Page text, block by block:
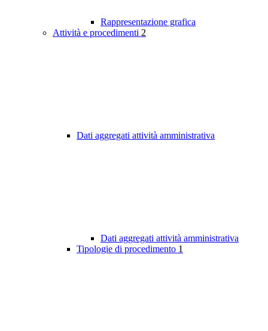
Rappresentazione grafica
Attività e procedimenti 2
Dati aggregati attività amministrativa
Dati aggregati attività amministrativa
Tipologie di procedimento 1